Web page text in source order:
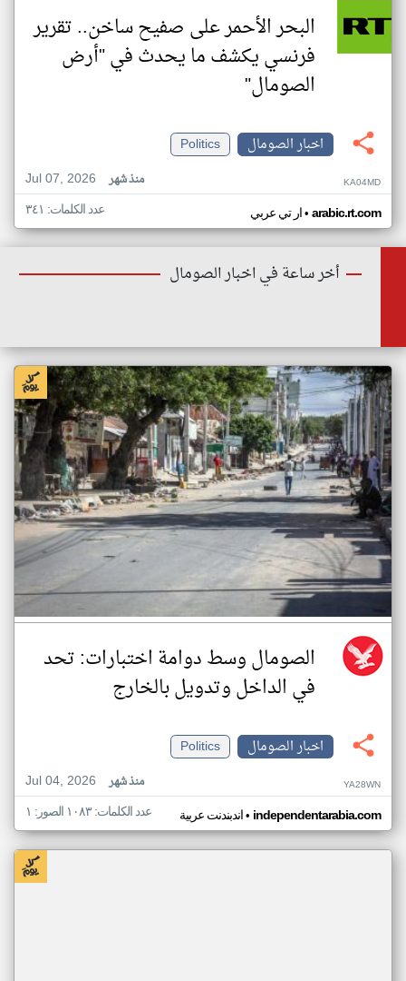
البحر الأحمر على صفيح ساخن.. تقرير
فرنسي يكشف ما يحدث في "أرض
الصومال"
اخبار الصومال
Politics
Jul 07, 2026
منذ شهر KA04MD
ار تي عربي• arabic.rt.com عدد الكلمات: ٣٤١
أخر ساعة في اخبار الصومال
الصومال وسط دوامة اختبارات: تحد
في الداخل وتدويل بالخارج
اخبار الصومال
Politics
Jul 04, 2026
منذ شهر YA28WN
اندبندنت عربية• independentarabia.com عدد الكلمات: ١٠٨٣ الصور: ١